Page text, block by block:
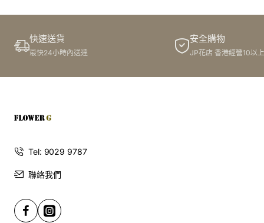
快速送貨
最快24小時內送達
安全購物
JP花店 香港經營10以
Tel: 9029 9787
聯絡我們